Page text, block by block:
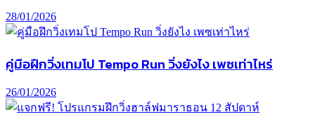
28/01/2026
คู่มือฝึกวิ่งเทมโป Tempo Run วิ่งยังไง เพซเท่าไหร่
26/01/2026